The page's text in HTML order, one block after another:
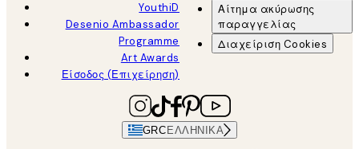
YouthiD
Desenio Ambassador
Programme
Art Awards
Είσοδος (Επιχείρηση)
Αίτημα ακύρωσης
παραγγελίας
Διαχείριση Cookies
GRC ΕΛΛΗΝΙΚΆ